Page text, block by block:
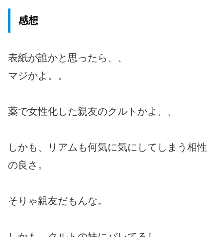
感想
表紙が誰かと思ったら、、
マジかよ。。
薬で女性化した親友のクルトかよ、、
しかも、リアムも何気に気にしてしまう相性
の良さ。
そりゃ親友だもんな。